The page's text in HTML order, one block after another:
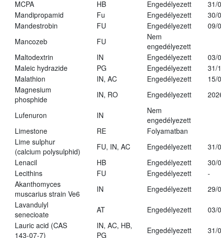
MCPA
HB Engedélyezett
31/
Mandipropamid
Fu Engedélyezett
30/
Mandestrobin
FU Engedélyezett
09/
Mancozeb
FU
Nem
engedélyezett
Maltodextrin
IN Engedélyezett
03/
Maleic hydrazide
PG Engedélyezett
31/
Malathion
IN, AC Engedélyezett
15/
Magnesium
phosphide
IN, RO Engedélyezett
Lufenuron IN
Nem
engedélyezett
Limestone
RE
Folyamatban
Lime sulphur
(calcium polysulphid)
FU, IN, AC Engedélyezett
31/
Lenacil
HB Engedélyezett
30/
Lecithins
FU Engedélyezett
-
Akanthomyces
muscarius strain Ve6
IN Engedélyezett
29/
Lavandulyl
senecioate
AT Engedélyezett
03/
Lauric acid (CAS
143-07-7)
IN, AC, HB,
PG
Engedélyezett 31/